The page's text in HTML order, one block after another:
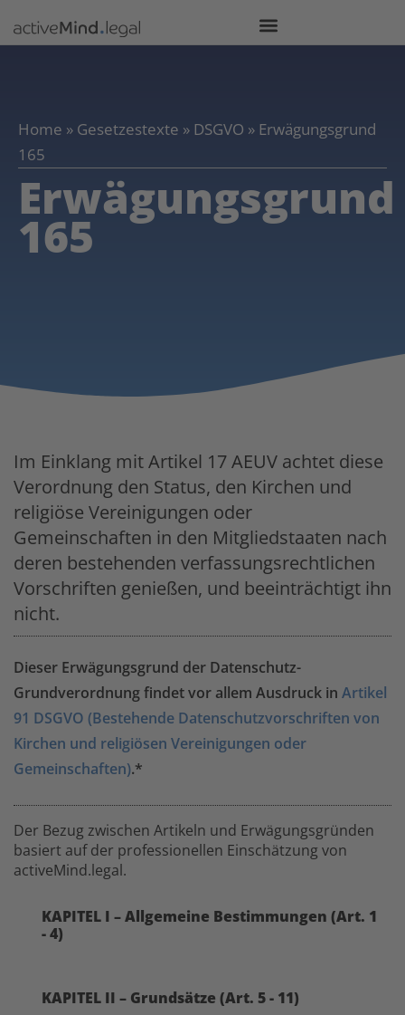
Home » Gesetzestexte » DSGVO » Erwägungsgrund
165
Erwägungsgrund
165
Im Einklang mit Artikel 17 AEUV achtet diese
Verordnung den Status, den Kirchen und
religiöse Vereinigungen oder
Gemeinschaften in den Mitgliedstaaten nach
deren bestehenden verfassungsrechtlichen
Vorschriften genießen, und beeinträchtigt ihn
nicht.
Dieser Erwägungsgrund der Datenschutz-
Grundverordnung findet vor allem Ausdruck in Artikel
91 DSGVO (Bestehende Datenschutzvorschriften von
Kirchen und religiösen Vereinigungen oder
Gemeinschaften).*
Der Bezug zwischen Artikeln und Erwägungsgründen
basiert auf der professionellen Einschätzung von
activeMind.legal.
KAPITEL I – Allgemeine Bestimmungen (Art. 1
- 4)
KAPITEL II – Grundsätze (Art. 5 - 11)